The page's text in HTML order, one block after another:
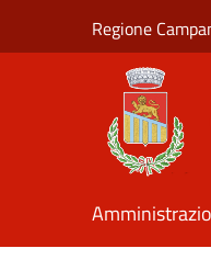
Regione